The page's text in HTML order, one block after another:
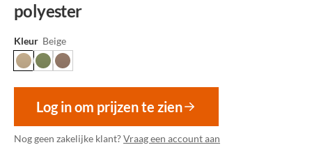
polyester
Kleur Beige
Log in om prijzen te zien
Nog geen zakelijke klant?Vraag een account aan